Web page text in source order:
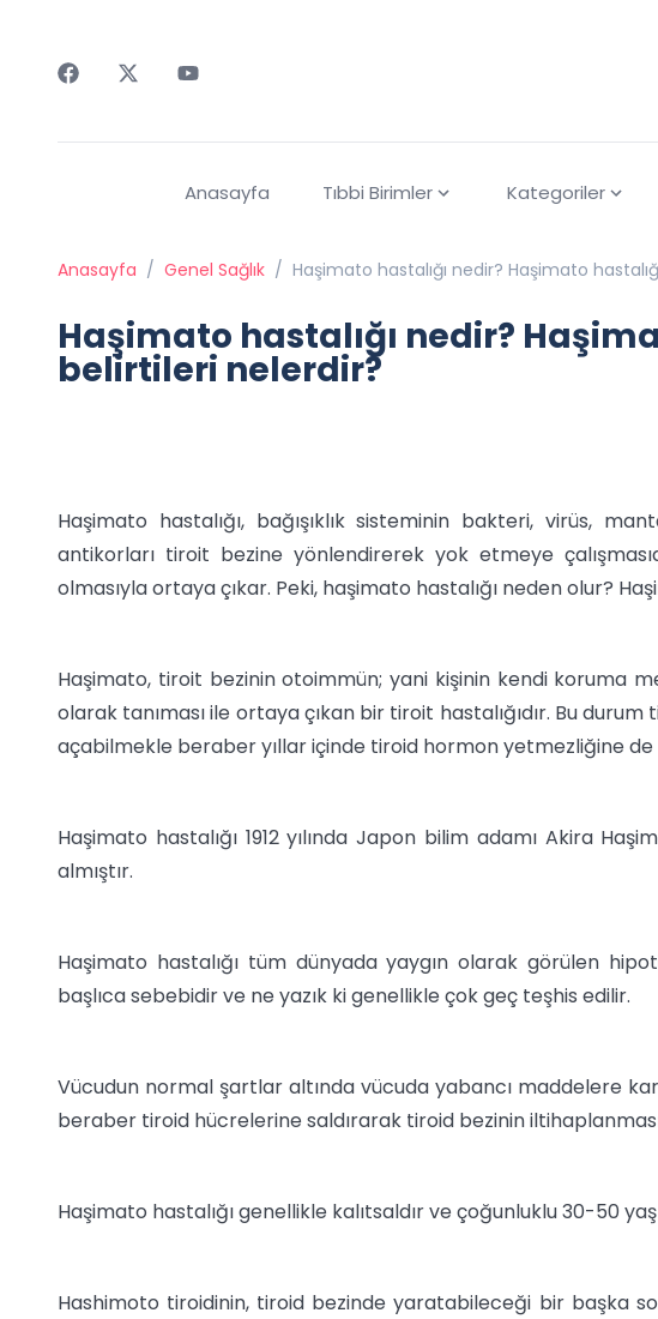
Anasayfa Tıbbi Birimler Kategoriler
Anasayfa / Genel Sağlık / Haşimato hastalığı nedir? Haşimato
Haşimato hastalığı nedir?
belirtileri nelerdir?
Haşimato hastalığı, bağışıklık sisteminin bakteri, virüs,
antikorları tiroit bezine yönlendirerek yok etmeye
olmasıyla ortaya çıkar. Peki, haşimato hastalığı neden olur?
Haşimato, tiroit bezinin otoimmün; yani kişinin kendi koruma
olarak tanıması ile ortaya çıkan bir tiroit hastalığıdır. Bu
açabilmekle beraber yıllar içinde tiroid hormon yetmezliğine
Haşimato hastalığı 1912 yılında Japon bilim adamı Akira
almıştır.
Haşimato hastalığı tüm dünyada yaygın olarak görülen
başlıca sebebidir ve ne yazık ki genellikle çok geç teşhis edilir.
Vücudun normal şartlar altında vücuda yabancı maddelere
beraber tiroid hücrelerine saldırarak tiroid bezinin
Haşimato hastalığı genellikle kalıtsaldır ve çoğunluklu 30-50
Hashimoto tiroidinin, tiroid bezinde yaratabileceği bir başka